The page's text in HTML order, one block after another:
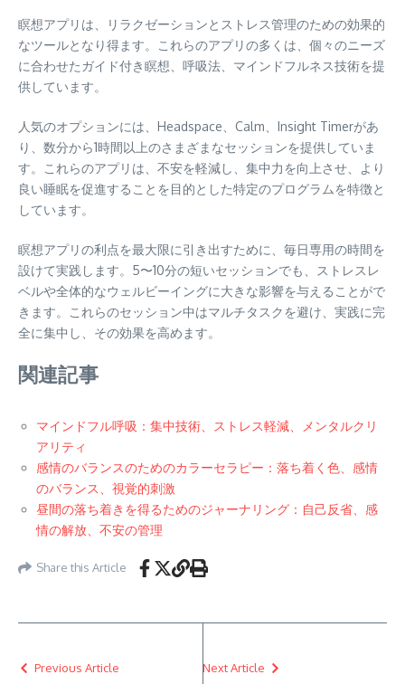
瞑想アプリは、リラクゼーションとストレス管理のための効果的
なツールとなり得ます。これらのアプリの多くは、個々のニーズ
に合わせたガイド付き瞑想、呼吸法、マインドフルネス技術を提
供しています。
人気のオプションには、Headspace、Calm、Insight Timerがあ
り、数分から1時間以上のさまざまなセッションを提供していま
す。これらのアプリは、不安を軽減し、集中力を向上させ、より
良い睡眠を促進することを目的とした特定のプログラムを特徴と
しています。
瞑想アプリの利点を最大限に引き出すために、毎日専用の時間を
設けて実践します。5〜10分の短いセッションでも、ストレスレ
ベルや全体的なウェルビーイングに大きな影響を与えることがで
きます。これらのセッション中はマルチタスクを避け、実践に完
全に集中し、その効果を高めます。
関連記事
マインドフル呼吸：集中技術、ストレス軽減、メンタルクリ
アリティ
感情のバランスのためのカラーセラピー：落ち着く色、感情
のバランス、視覚的刺激
昼間の落ち着きを得るためのジャーナリング：自己反省、感
情の解放、不安の管理
Share this Article
Previous Article Next Article